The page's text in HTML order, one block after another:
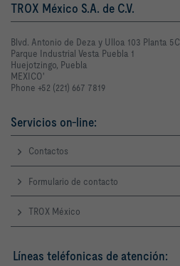
TROX México S.A. de C.V.
Blvd. Antonio de Deza y Ulloa 103 Planta 5C
Parque Industrial Vesta Puebla 1
Huejotzingo, Puebla
MEXICO'
Phone +52 (221) 667 7819
Servicios on-line:
Contactos
Formulario de contacto
TROX México
Líneas teléfonicas de atención: